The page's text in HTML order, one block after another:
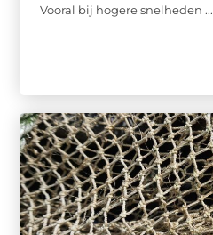
Vooral bij hogere snelheden ...